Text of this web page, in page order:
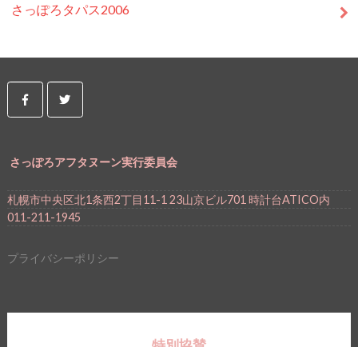
さっぽろタパス2006
さっぽろアフタヌーン実行委員会
札幌市中央区北1条西2丁目11-1 23山京ビル701 時計台ATICO内
011-211-1945
プライバシーポリシー